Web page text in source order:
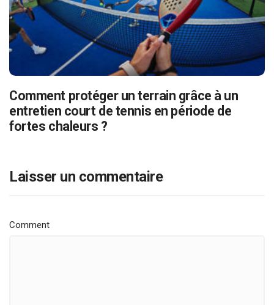
Comment protéger un terrain grâce à un
entretien court de tennis en période de
fortes chaleurs ?
Laisser un commentaire
Comment